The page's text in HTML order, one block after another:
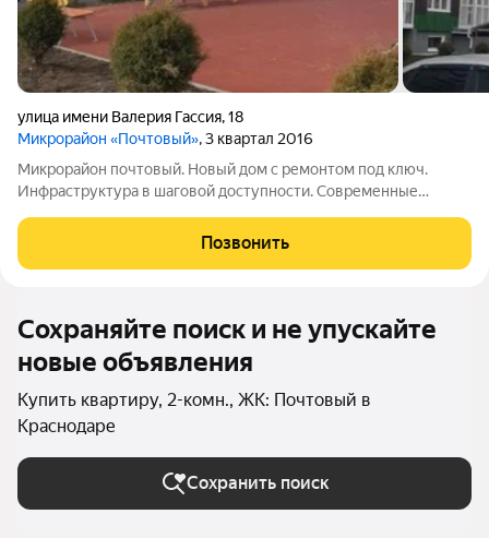
улица имени Валерия Гассия,18
Микрорайон «Почтовый», 3 квартал 2016
Микрорайон почтовый. Новый дом с ремонтом под ключ.
Инфраструктура в шаговой доступности. Современные
оплаты. Звоните, я отвечу на все ваши вопросы.
Позвонить
Сохраняйте поиск и не упускайте
новые объявления
Купить квартиру, 2-комн., ЖК: Почтовый в
Краснодаре
Сохранить поиск